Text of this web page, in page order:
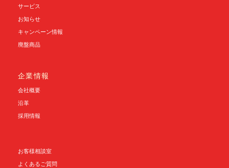
サービス
お知らせ
キャンペーン情報
廃盤商品
企業情報
会社概要
沿革
採用情報
お客様相談室
よくあるご質問